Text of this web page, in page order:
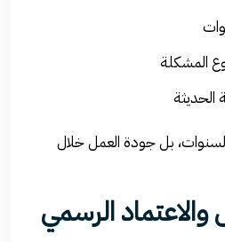
المشكلة
الحديثة
بل جودة العمل خلال
والاعتماد الرسمي